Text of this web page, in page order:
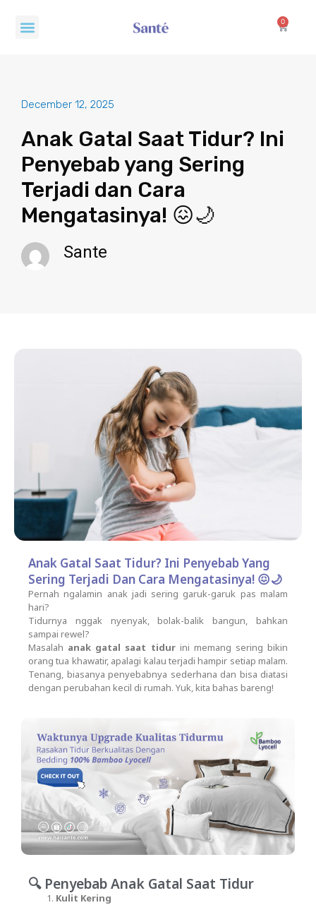
Menu 0 Cart
December 12, 2025
Anak Gatal Saat Tidur? Ini
Penyebab yang Sering
Terjadi dan Cara
Mengatasinya! 😖🌙
Sante
Anak Gatal Saat Tidur? Ini Penyebab Yang
Sering Terjadi Dan Cara Mengatasinya! 😖🌙
Pernah ngalamin anak jadi sering garuk-garuk pas malam
hari?
Tidurnya nggak nyenyak, bolak-balik bangun, bahkan
sampai rewel?
Masalah anak gatal saat tidurini memang sering bikin
orang tua khawatir, apalagi kalau terjadi hampir setiap malam.
Tenang, biasanya penyebabnya sederhana dan bisa diatasi
dengan perubahan kecil di rumah. Yuk, kita bahas bareng!
🔍 Penyebab Anak Gatal Saat Tidur
Kulit Kering